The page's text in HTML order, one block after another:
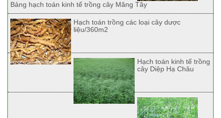
Bảng hạch toán kinh tế trồng cây Măng Tây
Hạch toán trồng các loại cây dược
liệu/360m2
Hạch toán kinh tế trồng
cây Diệp Hạ Châu